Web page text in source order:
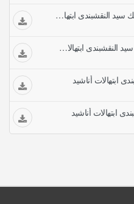
ابتهال صلاوات الله وسلامه عليك سيد النقشبندي ابتهالات أناشيد
ابتهال أيا يوما حاسما يا يوم بدر سيد النقشبندي ابتهالات أناشيد
ابتهالات أناشيد
ابتهالات أناشيد